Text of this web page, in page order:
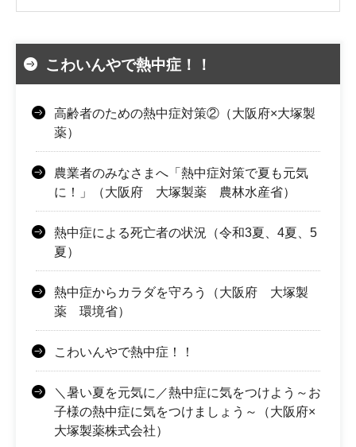
こわいんやで熱中症！！
高齢者のための熱中症対策②（大阪府×大塚製
薬）
農業者のみなさまへ「熱中症対策で夏も元気
に！」（大阪府 大塚製薬 農林水産省）
熱中症による死亡者の状況（令和3夏、4夏、5
夏）
熱中症からカラダを守ろう（大阪府 大塚製
薬 環境省）
こわいんやで熱中症！！
＼暑い夏を元気に／熱中症に気をつけよう～お
子様の熱中症に気をつけましょう～（大阪府×
大塚製薬株式会社）